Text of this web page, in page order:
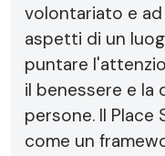
volontariato e
aspetti di un
puntare
il benessere e la
persone. Il
come un